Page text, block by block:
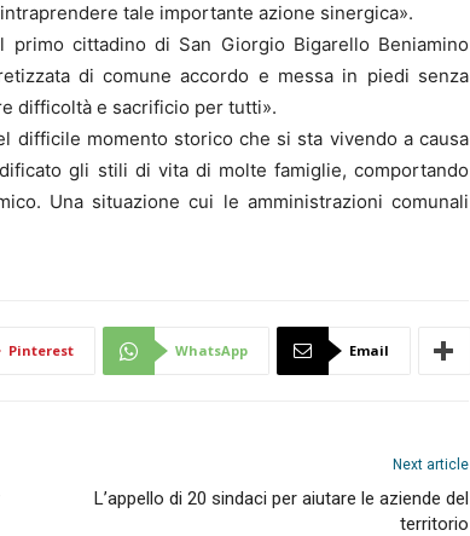
tale importante azione sinergica».
cittadino di San Giorgio Bigarello Beniamino
di comune accordo e messa in piedi senza
difficoltà e sacrificio per tutti».
difficile momento storico che si sta vivendo a causa
gli stili di vita di molte famiglie, comportando
Una situazione cui le amministrazioni comunali
Pinterest WhatsApp Email
Next article
L’appello di 20 sindaci per aiutare le aziende del
territorio